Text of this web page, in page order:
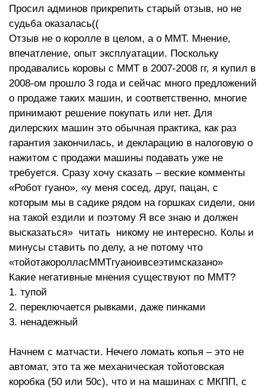
Просил админов прикрепить старый отзыв, но не
судьба оказалась((
Отзыв не о королле в целом, а о ММТ. Мнение,
впечатление, опыт эксплуатации. Поскольку
продавались коровы с ММТ в 2007-2008 гг, я купил в
2008-ом прошло 3 года и сейчас много предложений
о продаже таких машин, и соответственно, многие
принимают решение покупать или нет. Для
дилерских машин это обычная практика, как раз
гарантия закончилась, и декларацию в налоговую о
нажитом с продажи машины подавать уже не
требуется. Сразу хочу сказать – веские комменты
«Робот гуано», «у меня сосед, друг, пацан, с
которым мы в садике рядом на горшках сидели, они
на такой ездили и поэтому Я все знаю и должен
высказаться» читать никому не интересно. Колы и
минусы ставить по делу, а не потому что
«тойотакоролласММТгуаноивсеэтимсказано»
Какие негативные мнения существуют по ММТ?
1. тупой
2. переключается рывками, даже пинками
3. ненадежный
Начнем с матчасти. Нечего ломать копья – это не
автомат, это та же механическая тойотовская
коробка (50 или 50с), что и на машинах с МКПП, с